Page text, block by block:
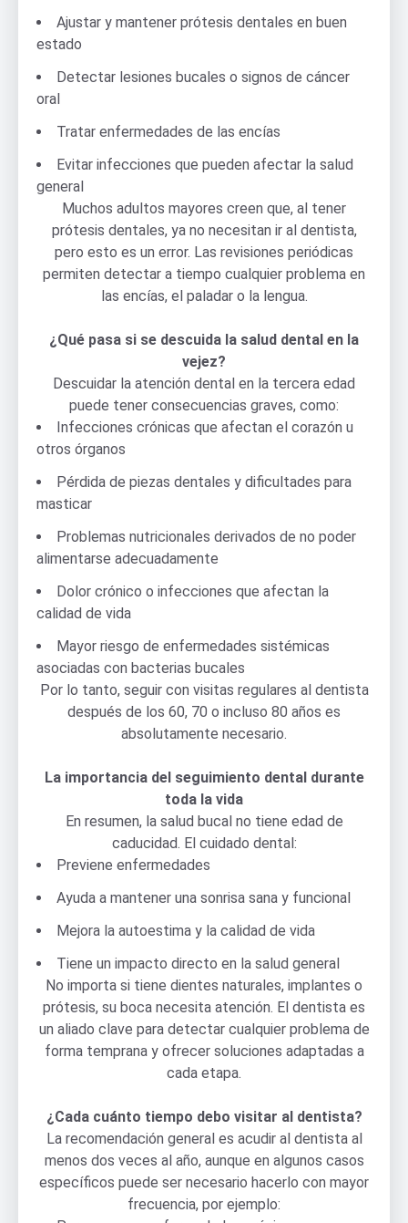
Ajustar y mantener prótesis dentales en buen
estado
Detectar lesiones bucales o signos de cáncer
oral
Tratar enfermedades de las encías
Evitar infecciones que pueden afectar la salud
general
Muchos adultos mayores creen que, al tener
prótesis dentales, ya no necesitan ir al dentista,
pero esto es un error. Las revisiones periódicas
permiten detectar a tiempo cualquier problema en
las encías, el paladar o la lengua.
¿Qué pasa si se descuida la salud dental en la
vejez?
Descuidar la atención dental en la tercera edad
puede tener consecuencias graves, como:
Infecciones crónicas que afectan el corazón u
otros órganos
Pérdida de piezas dentales y dificultades para
masticar
Problemas nutricionales derivados de no poder
alimentarse adecuadamente
Dolor crónico o infecciones que afectan la
calidad de vida
Mayor riesgo de enfermedades sistémicas
asociadas con bacterias bucales
Por lo tanto, seguir con visitas regulares al dentista
después de los 60, 70 o incluso 80 años es
absolutamente necesario.
La importancia del seguimiento dental durante
toda la vida
En resumen, la salud bucal no tiene edad de
caducidad. El cuidado dental:
Previene enfermedades
Ayuda a mantener una sonrisa sana y funcional
Mejora la autoestima y la calidad de vida
Tiene un impacto directo en la salud general
No importa si tiene dientes naturales, implantes o
prótesis, su boca necesita atención. El dentista es
un aliado clave para detectar cualquier problema de
forma temprana y ofrecer soluciones adaptadas a
cada etapa.
¿Cada cuánto tiempo debo visitar al dentista?
La recomendación general es acudir al dentista al
menos dos veces al año, aunque en algunos casos
específicos puede ser necesario hacerlo con mayor
frecuencia, por ejemplo: